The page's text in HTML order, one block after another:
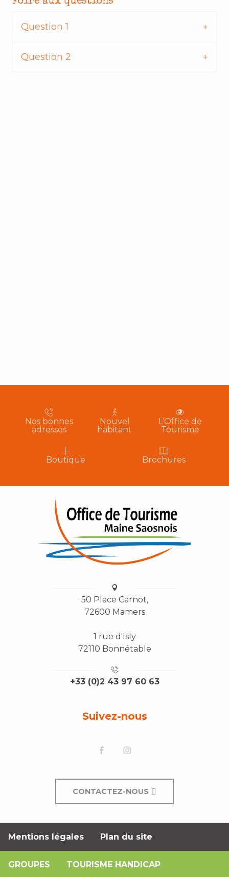
Question 1
Question 2
Nos bonnes
adresses
Nouvel
habitant
L’Office de
Tourisme
Boutique Brochures
50 Place Carnot,
72600 Mamers
1 rue d'Isly
72110 Bonnétable
+33 (0)2 43 97 60 63
Suivez-nous
CONTACTEZ-NOUS
Mentions légales Plan du site
GROUPES TOURISME HANDICAP